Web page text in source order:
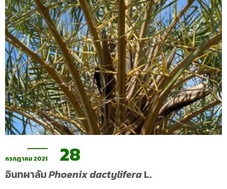
กรกฎาคม 2021 28
อินทผาลัมPhoenix dactyliferaL.